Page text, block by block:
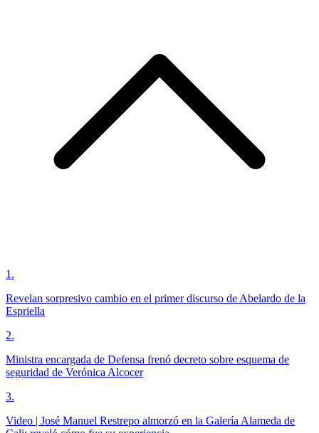
1 .
Revelan sorpresivo cambio en el primer discurso de Abelardo de la
Espriella
2.
Ministra encargada de Defensa frenó decreto sobre esquema de
seguridad de Verónica Alcocer
3.
Video | José Manuel Restrepo almorzó en la Galería Alameda de